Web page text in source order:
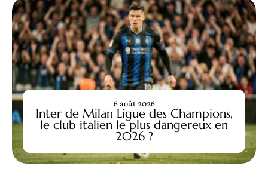
Inter de Milan Ligue des Champions,
le club italien le plus dangereux en
2026 ?
6 août 2026